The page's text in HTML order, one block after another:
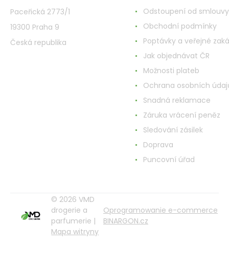
Paceřická 2773/1
19300 Praha 9
Česká republika
Odstoupení od smlouvy
Obchodní podmínky
Poptávky a veřejné
Jak objednávat ČR
Možnosti plateb
Ochrana osobních
Snadná reklamace
Záruka vrácení peněz
Sledování zásilek
Doprava
Puncovní úřad
© 2026 VMD
drogerie a
parfumerie |
Mapa witryny
Oprogramowanie e-commerce
BINARGON.cz